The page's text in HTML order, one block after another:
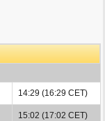
14:29 (16:29 CET)
15:02 (17:02 CET)